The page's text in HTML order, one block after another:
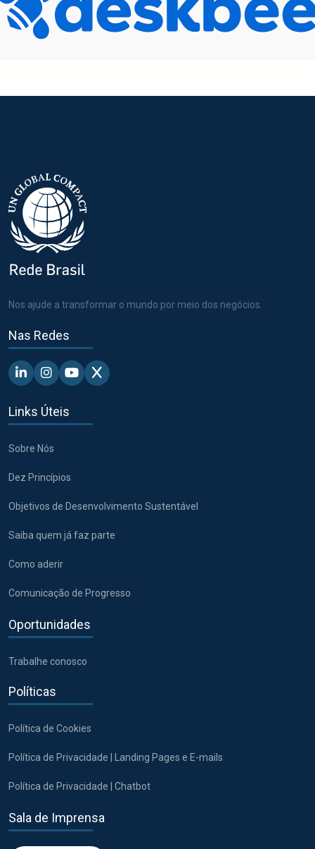
Nos ajude a transformar o mundo por meio dos negócios.
Nas Redes
Linkedin - Pacto Global BR
Instagram - Pacto Global BR
Youtube - Pacto Global BR
X - Pacto Global BR
Links Úteis
Sobre Nós
Dez Princípios
Objetivos de Desenvolvimento Sustentável
Saiba quem já faz parte
Como aderir
Comunicação de Progresso
Oportunidades
Trabalhe conosco
Políticas
Política de Cookies
Política de Privacidade | Landing Pages e E-mails
Política de Privacidade | Chatbot
Sala de Imprensa